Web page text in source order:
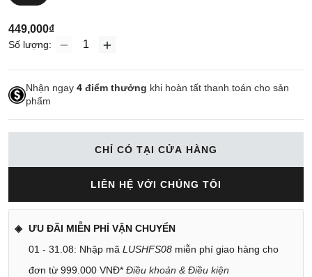
449,000₫
Số lượng:
Nhận ngay 4 điểm thưởng khi hoàn tất thanh toán cho sản
phẩm
CHỈ CÓ TẠI CỬA HÀNG
LIÊN HỆ VỚI CHÚNG TÔI
ƯU ĐÃI MIỄN PHÍ VẬN CHUYỂN
01 - 31.08: Nhập mã LUSHFS08 miễn phí giao hàng cho
đơn từ 999.000 VNĐ* Điều khoản & Điều kiện